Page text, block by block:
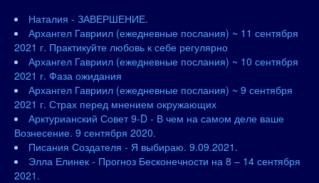
Наталия - ЗАВЕРШЕНИЕ.
Архангел Гавриил (ежедневные послания) ~ 11 сентября
2021 г. Практикуйте любовь к себе регулярно
Архангел Гавриил (ежедневные послания) ~ 10 сентября
2021 г. Фаза ожидания
Архангел Гавриил (ежедневные послания) ~ 9 сентября
2021 г. Страх перед мнением окружающих
Арктурианский Совет 9-D - В чем на самом деле ваше
Вознесение. 9 сентября 2020.
Писания Создателя - Я выбираю. 9.09.2021.
Элла Елинек - Прогноз Бесконечности на 8 – 14 сентября
2021.